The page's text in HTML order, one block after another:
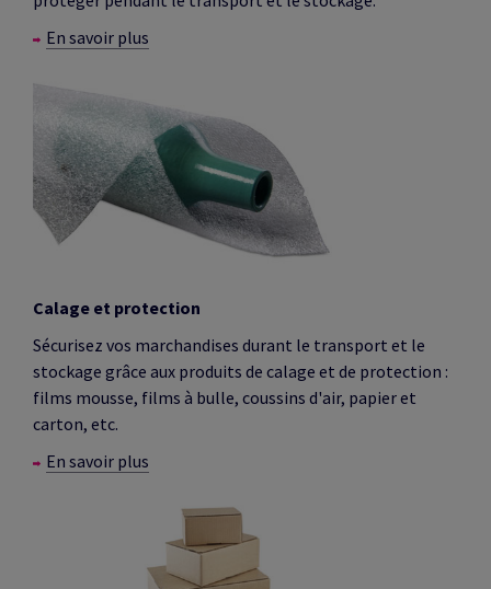
En savoir plus
Calage et protection
Sécurisez vos marchandises durant le transport et le
stockage grâce aux produits de calage et de protection :
films mousse, films à bulle, coussins d'air, papier et
carton, etc.
En savoir plus